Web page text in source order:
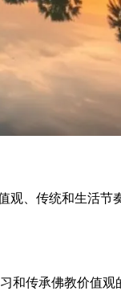
观、传统和生活节
和传承佛教价值观